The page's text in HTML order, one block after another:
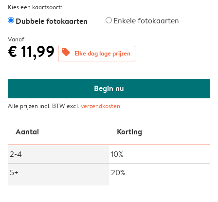
Kies een kaartsoort:
Dubbele fotokaarten Enkele fotokaarten
Vanaf
€ 11,99 offers Elke dag lage prijzen
Begin nu
Alle prijzen incl. BTW excl.verzendkosten
Aantal Korting
2-4
10%
5+
20%